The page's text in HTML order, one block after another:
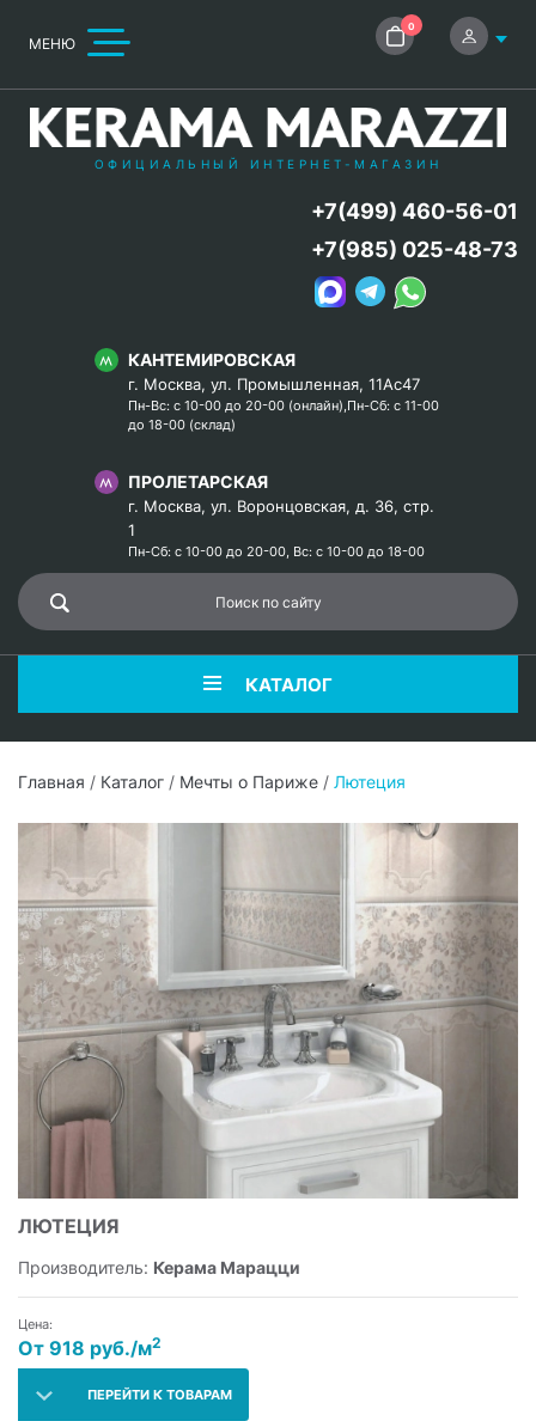
МЕНЮ
0
ОФИЦИАЛЬНЫЙ ИНТЕРНЕТ-МАГАЗИН
КАНТЕМИРОВСКАЯ
г. Москва, ул. Промышленная, 11Ас47
Пн-Вс: с 10-00 до 20-00 (онлайн),Пн-Сб: с 11-00
до 18-00 (склад)
ПРОЛЕТАРСКАЯ
г. Москва, ул. Воронцовская, д. 36, стр.
1
Пн-Сб: с 10-00 до 20-00, Вс: с 10-00 до 18-00
+7(499) 460-56-01
+7(985) 025-48-73
КАТАЛОГ
Главная / Каталог / Мечты о Париже / Лютеция
ЛЮТЕЦИЯ
Производитель: Керама Марацци
Цена:
От 918 руб./м2
ПЕРЕЙТИ К ТОВАРАМ